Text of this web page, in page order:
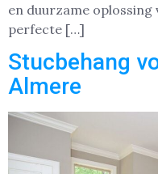
en duurzame
perfecte […]
Stucbehang
Almere